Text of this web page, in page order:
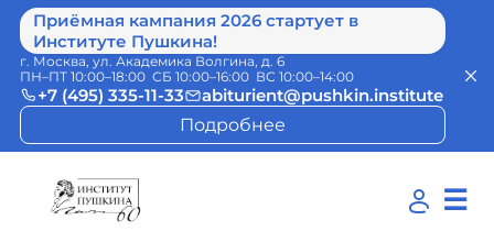
Приёмная кампания 2026 стартует в
Институте Пушкина!
г. Москва, ул. Академика Волгина, д. 6
ПН–ПТ 10:00–18:00 СБ 10:00–16:00 ВС 10:00–14:00
+7 (495) 335-11-33
abiturient@pushkin.institute
Подробнее
☰